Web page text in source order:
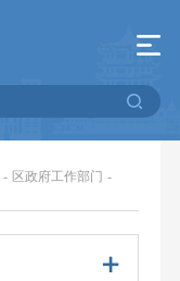
- 区政府工作部门 -